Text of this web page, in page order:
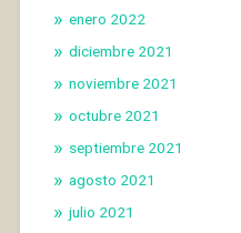
enero 2022
diciembre 2021
noviembre 2021
octubre 2021
septiembre 2021
agosto 2021
julio 2021